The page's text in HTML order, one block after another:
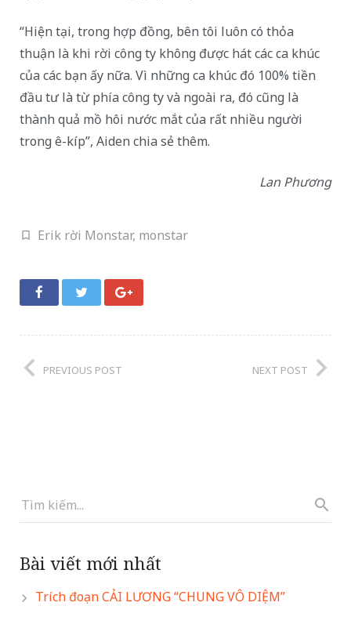
“Hiện tại, trong hợp đồng, bên tôi luôn có thỏa
thuận là khi rời công ty không được hát các ca khúc
của các bạn ấy nữa. Vì những ca khúc đó 100% tiền
đầu tư là từ phía công ty và ngoài ra, đó cũng là
thành quả mồ hôi nước mắt của rất nhiều người
trong ê-kíp”, Aiden chia sẻ thêm.
Lan Phương
Erik rời Monstar, monstar
PREVIOUS POST NEXT POST
Bài viết mới nhất
Trích đoạn CẢI LƯƠNG “CHUNG VÔ DIỆM”